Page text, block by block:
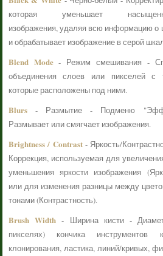
которая уменьшает
изображения, удаляя всю информацию о
и обрабатывает изображение в серой
Blend Mode- Режим смешивания -
объединения слоев или пикселей с
которые расположены под ними.
Blurs- Размытие - Подменю
Размывает или смягчает изображения.
Brightness / Contrast- Яркость/
Коррекция, используемая для
уменьшения яркости изображения
или для изменения разницы между
тонами (Контрастность).
Brush Width - Ширина кисти -
пикселях) кончика инструментов
клонирования, ластика, линий/кривых,